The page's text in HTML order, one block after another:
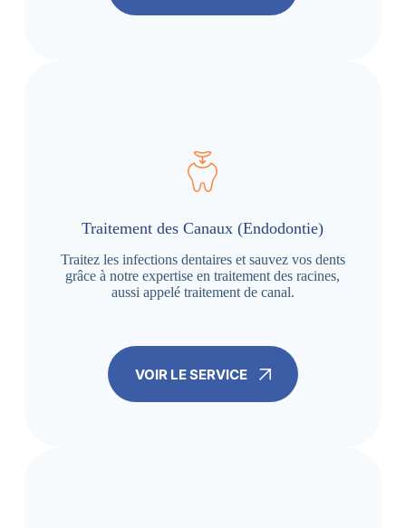
Traitement des Canaux (Endodontie)
Traitez les infections dentaires et sauvez vos dents
grâce à notre expertise en traitement des racines,
aussi appelé traitement de canal.
VOIR LE SERVICE